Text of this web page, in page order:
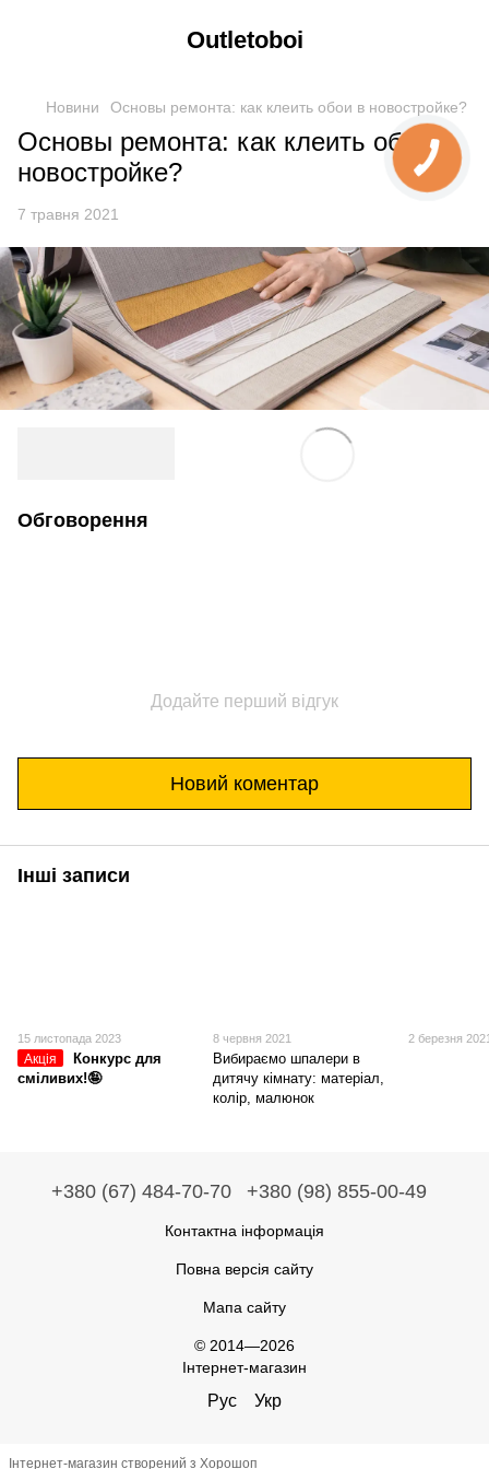
Outletoboi
Новини Основы ремонта: как клеить обои в новостройке?
Основы ремонта: как клеить обои в
новостройке?
7 травня 2021
Обговорення
Додайте перший відгук
Новий коментар
Інші записи
15 листопада 2023
Акція
Конкурс для
сміливих!🤪
8 червня 2021
Вибираємо шпалери в
дитячу кімнату: матеріал,
колір, малюнок
2 березня
+380 (67) 484-70-70 +380 (98) 855-00-49
Контактна інформація
Повна версія сайту
Мапа сайту
© 2014—2026
Інтернет-магазин
Рус Укр
Інтернет-магазин створений з Хорошоп